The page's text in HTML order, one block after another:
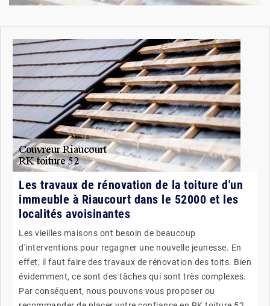
Les travaux de rénovation de la toiture d'un
immeuble à Riaucourt dans le 52000 et les
localités avoisinantes
Les vieilles maisons ont besoin de beaucoup
d'interventions pour regagner une nouvelle jeunesse. En
effet, il faut faire des travaux de rénovation des toits. Bien
évidemment, ce sont des tâches qui sont très complexes.
Par conséquent, nous pouvons vous proposer ou